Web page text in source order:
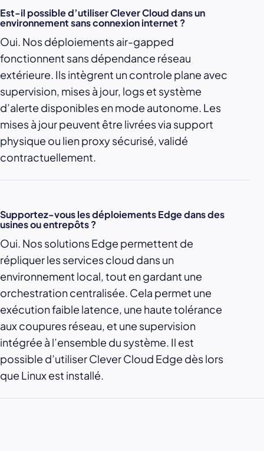
Est-il possible d’utiliser Clever Cloud dans un
environnement sans connexion internet ?
Oui. Nos déploiements air-gapped
fonctionnent sans dépendance réseau
extérieure. Ils intègrent un controle plane avec
supervision, mises à jour, logs et système
d’alerte disponibles en mode autonome. Les
mises à jour peuvent être livrées via support
physique ou lien proxy sécurisé, validé
contractuellement.
Supportez-vous les déploiements Edge dans des
usines ou entrepôts ?
Oui. Nos solutions Edge permettent de
répliquer les services cloud dans un
environnement local, tout en gardant une
orchestration centralisée. Cela permet une
exécution faible latence, une haute tolérance
aux coupures réseau, et une supervision
intégrée à l’ensemble du système. Il est
possible d’utiliser Clever Cloud Edge dès lors
que Linux est installé.